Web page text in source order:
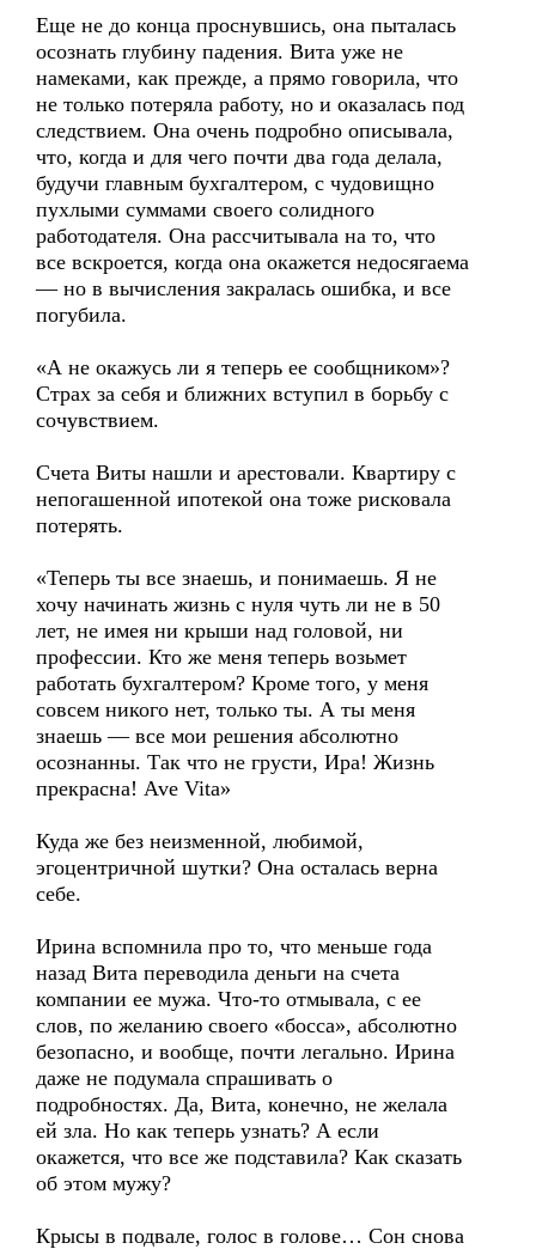
Еще не до конца проснувшись, она пыталась
осознать глубину падения. Вита уже не
намеками, как прежде, а прямо говорила, что
не только потеряла работу, но и оказалась под
следствием. Она очень подробно описывала,
что, когда и для чего почти два года делала,
будучи главным бухгалтером, с чудовищно
пухлыми суммами своего солидного
работодателя. Она рассчитывала на то, что
все вскроется, когда она окажется недосягаема
— но в вычисления закралась ошибка, и все
погубила.
«А не окажусь ли я теперь ее сообщником»?
Страх за себя и ближних вступил в борьбу с
сочувствием.
Счета Виты нашли и арестовали. Квартиру с
непогашенной ипотекой она тоже рисковала
потерять.
«Теперь ты все знаешь, и понимаешь. Я не
хочу начинать жизнь с нуля чуть ли не в 50
лет, не имея ни крыши над головой, ни
профессии. Кто же меня теперь возьмет
работать бухгалтером? Кроме того, у меня
совсем никого нет, только ты. А ты меня
знаешь — все мои решения абсолютно
осознанны. Так что не грусти, Ира! Жизнь
прекрасна! Ave Vita»
Куда же без неизменной, любимой,
эгоцентричной шутки? Она осталась верна
себе.
Ирина вспомнила про то, что меньше года
назад Вита переводила деньги на счета
компании ее мужа. Что-то отмывала, с ее
слов, по желанию своего «босса», абсолютно
безопасно, и вообще, почти легально. Ирина
даже не подумала спрашивать о
подробностях. Да, Вита, конечно, не желала
ей зла. Но как теперь узнать? А если
окажется, что все же подставила? Как сказать
об этом мужу?
Крысы в подвале, голос в голове… Сон снова